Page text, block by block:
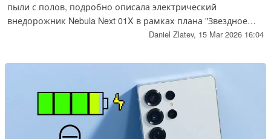
пыли с полов, подробно описала электрический
внедорожник Nebula Next 01X в рамках плана "Звездное
небо", в который интегрировано оборудование для
ускорения благодаря рекордным электромоторам Dreame,
он оснащен настоящей твердотельной батареей.
Daniel Zlatev, 15 Mar 2026 16:04